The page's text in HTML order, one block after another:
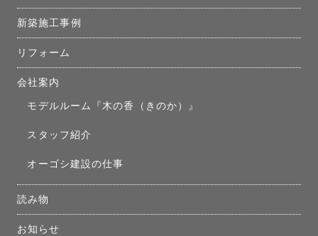
新築施工事例
リフォーム
会社案内
モデルルーム『木の香（きのか）』
スタッフ紹介
オーゴシ建設の仕事
読み物
お知らせ